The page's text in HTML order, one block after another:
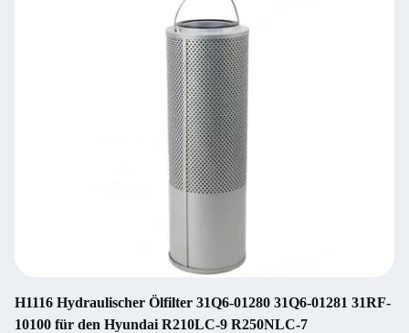
H1116 Hydraulischer Ölfilter 31Q6-01280 31Q6-01281 31RF-
10100 für den Hyundai R210LC-9 R250NLC-7